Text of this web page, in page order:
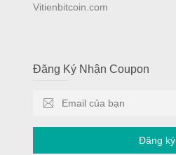
Vitienbitcoin.com
Đăng Ký Nhận Coupon
Đăng ký